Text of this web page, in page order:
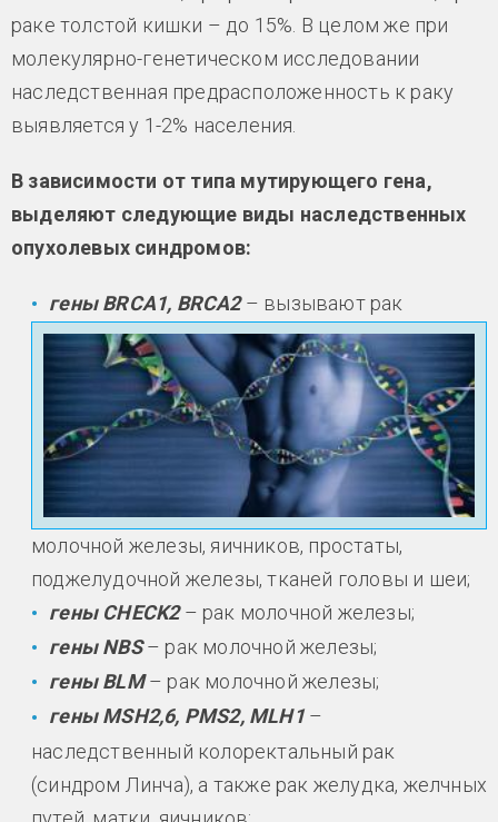
раке толстой кишки – до 15%. В целом же при
молекулярно-генетическом исследовании
наследственная предрасположенность к раку
выявляется у 1-2% населения.
В зависимости от типа мутирующего гена,
выделяют следующие виды наследственных
опухолевых синдромов:
гены BRCA1, BRCA2– вызывают рак
молочной железы, яичников, простаты,
поджелудочной железы, тканей головы и шеи;
гены CHECK2– рак молочной железы;
гены NBS– рак молочной железы;
гены BLM– рак молочной железы;
гены MSH2,6, PMS2, MLH1 –
наследственный колоректальный рак
(синдром Линча), а также рак желудка, желчных